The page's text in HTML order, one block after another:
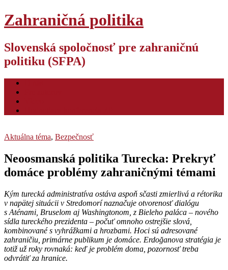
Zahraničná politika
Slovenská spoločnosť pre zahraničnú
politiku (SFPA)
Aktuálna téma, Bezpečnosť
Neoosmanská politika Turecka: Prekryť
domáce problémy zahraničnými témami
Kým turecká administratíva ostáva aspoň sčasti zmierlivá a rétorika
v napätej situácii v Stredomorí naznačuje otvorenosť dialógu
s Aténami, Bruselom aj Washingtonom, z Bieleho paláca – nového
sídla tureckého prezidenta – počuť omnoho ostrejšie slová,
kombinované s vyhrážkami a hrozbami. Hoci sú adresované
zahraničiu, primárne publikum je domáce. Erdoğanova stratégia je
totiž už roky rovnaká: keď je problém doma, pozornosť treba
odvrátiť za hranice.